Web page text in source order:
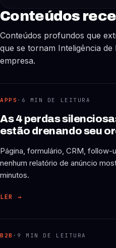
Conteúdos
Conteúdos profundos que
que se tornam Inteligência de
empresa.
APPS · 6 MIN DE LEITURA
As 4 perdas
estão drenando seu
Página, formulário, CRM, follow-
nenhum relatório de anúncio
minutos.
LER →
B2B · 9 MIN DE LEITURA